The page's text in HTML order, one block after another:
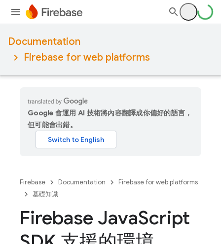
Documentation
Firebase for web platforms
Google 會運用 AI 技術將內容翻譯成你偏好的語言，
但可能會出錯。
Firebase Documentation
Firebase for web platforms
基礎知識
Firebase JavaScript